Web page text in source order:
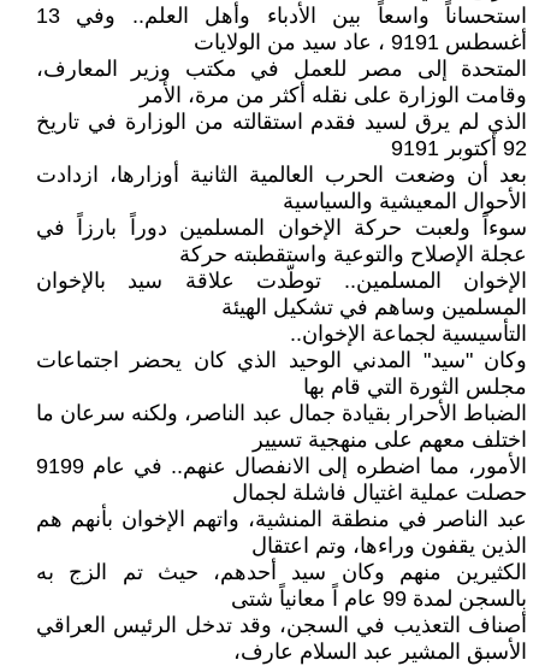
استحساناً واسعاً بين الأدباء وأهل العلم.. وفي 13
أغسطس 9191 ، عاد سيد من الولايات
المتحدة إلى مصر للعمل في مكتب وزير المعارف،
وقامت الوزارة على نقله أكثر من مرة، الأمر
الذي لم يرق لسيد فقدم استقالته من الوزارة في تاريخ
92 أكتوبر 9191
بعد أن وضعت الحرب العالمية الثانية أوزارها، ازدادت
الأحوال المعيشية والسياسية
سوءاً ولعبت حركة الإخوان المسلمين دوراً بارزاً في
عجلة الإصلاح والتوعية واستقطبته حركة
الإخوان المسلمين.. توطّدت علاقة سيد بالإخوان
المسلمين وساهم في تشكيل الهيئة
التأسيسية لجماعة الإخوان..
وكان "سيد" المدني الوحيد الذي كان يحضر اجتماعات
مجلس الثورة التي قام بها
الضباط الأحرار بقيادة جمال عبد الناصر، ولكنه سرعان ما
اختلف معهم على منهجية تسيير
الأمور، مما اضطره إلى الانفصال عنهم.. في عام 9199
حصلت عملية اغتيال فاشلة لجمال
عبد الناصر في منطقة المنشية، واتهم الإخوان بأنهم هم
الذين يقفون وراءها، وتم اعتقال
الكثيرين منهم وكان سيد أحدهم، حيث تم الزج به
بالسجن لمدة 99 عام اً معانياً شتى
أصناف التعذيب في السجن، وقد تدخل الرئيس العراقي
الأسبق المشير عبد السلام عارف،